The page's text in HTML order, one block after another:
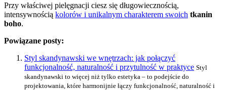
Przy właściwej pielęgnacji ciesz się długowiecznością,
intensywnością kolorów i unikalnym charakterem swoich tkanin
boho.
Powiązane posty:
Styl skandynawski we wnętrzach: jak połączyć
funkcjonalność, naturalność i przytulność w praktyce Styl
skandynawski to więcej niż tylko estetyka – to podejście do
projektowania, które harmonijnie łączy funkcjonalność, naturalność i